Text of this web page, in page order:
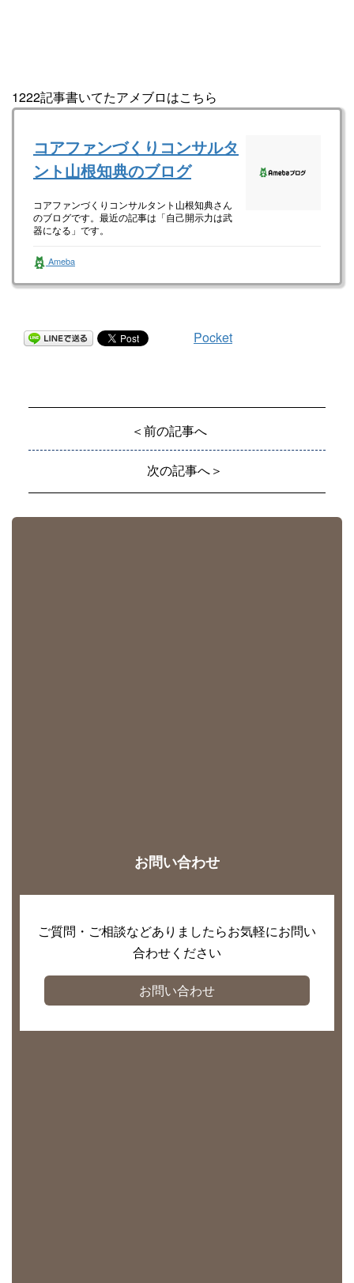
1222記事書いてたアメブロはこちら
コアファンづくりコンサルタ
ント山根知典のブログ
コアファンづくりコンサルタント山根知典さん
のブログです。最近の記事は「自己開示力は武
器になる」です。
Ameba
Pocket
＜前の記事へ
次の記事へ＞
お問い合わせ
ご質問・ご相談などありましたらお気軽にお問い
合わせください
お問い合わせ